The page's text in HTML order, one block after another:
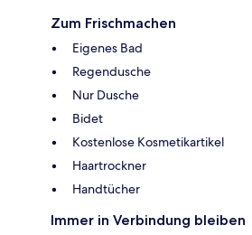
Zum Frischmachen
Eigenes Bad
Regendusche
Nur Dusche
Bidet
Kostenlose Kosmetikartikel
Haartrockner
Handtücher
Immer in Verbindung bleiben